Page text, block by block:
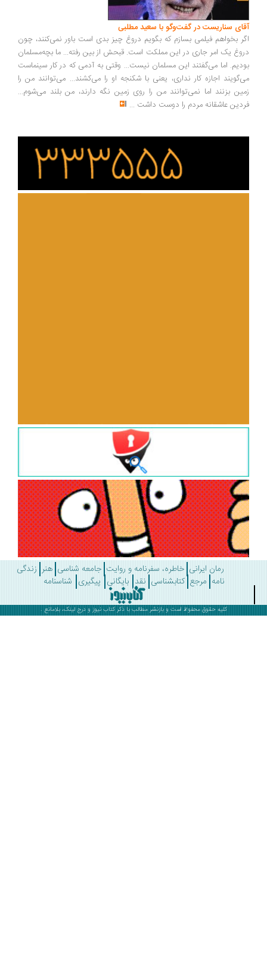
سناریست در گفت‌وگو با سعید مطلبی
بخواهم فیلمی بسازم که بگویم دروغ چیز بدی است باور نمی‌کنند، چون
یک امر جاری در این مملکت است. قبحش از بین رفته... ما بچه‌مسلمان
اما می‌گفتند این مسلمان نیست... وقتی به آدمی که در کار سینماست
اجازه کار نداری، یعنی با شکنجه او را می‌کشند... می‌توانند من را
بزنند اما نمی‌توانند من را روی زمین نگه دارند، من بلند می‌شوم...
عاشقانه مردم را دوست داشت ...
رمان ایرانی خاطره، سفرنامه و روایت جامعه شناسی هنر زندگی
مرجع کتابشناسی نقد بایگانی پیگیری شناسنامه
کلیه حقوق محفوظ است و بازنشر مطالب با ذکرکتاب نیوز و درج لینک، بلامانع .